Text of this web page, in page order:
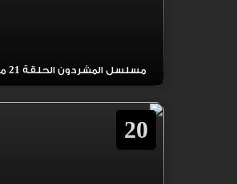
مسلسل المشردون الحلقة 21 مترجمة
20